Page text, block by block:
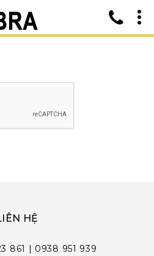
HỆ
861 | 0938 951 939